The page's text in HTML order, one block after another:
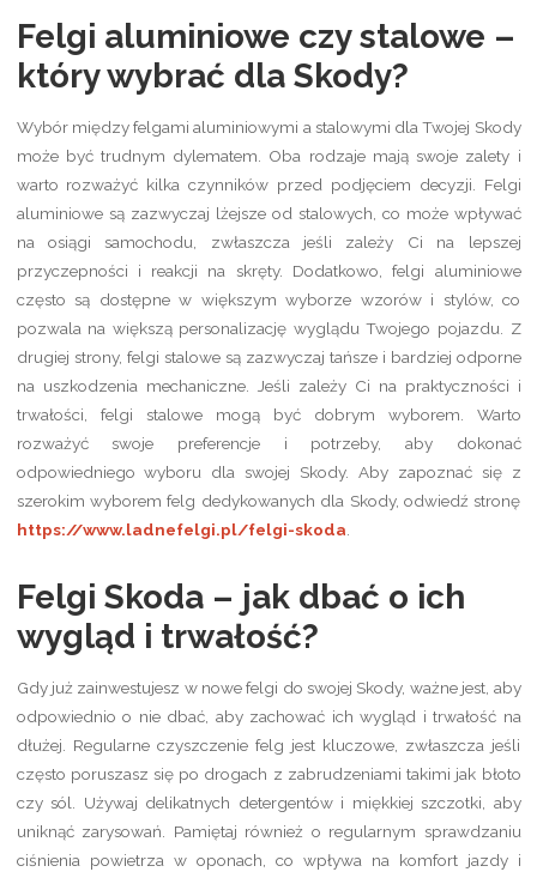
Felgi aluminiowe czy stalowe –
który wybrać dla Skody?
Wybór między felgami aluminiowymi a stalowymi dla Twojej Skody
może być trudnym dylematem. Oba rodzaje mają swoje zalety i
warto rozważyć kilka czynników przed podjęciem decyzji. Felgi
aluminiowe są zazwyczaj lżejsze od stalowych, co może wpływać
na osiągi samochodu, zwłaszcza jeśli zależy Ci na lepszej
przyczepności i reakcji na skręty. Dodatkowo, felgi aluminiowe
często są dostępne w większym wyborze wzorów i stylów, co
pozwala na większą personalizację wyglądu Twojego pojazdu. Z
drugiej strony, felgi stalowe są zazwyczaj tańsze i bardziej odporne
na uszkodzenia mechaniczne. Jeśli zależy Ci na praktyczności i
trwałości, felgi stalowe mogą być dobrym wyborem. Warto
rozważyć swoje preferencje i potrzeby, aby dokonać
odpowiedniego wyboru dla swojej Skody. Aby zapoznać się z
szerokim wyborem felg dedykowanych dla Skody, odwiedź stronę
https://www.ladnefelgi.pl/felgi-skoda.
Felgi Skoda – jak dbać o ich
wygląd i trwałość?
Gdy już zainwestujesz w nowe felgi do swojej Skody, ważne jest, aby
odpowiednio o nie dbać, aby zachować ich wygląd i trwałość na
dłużej. Regularne czyszczenie felg jest kluczowe, zwłaszcza jeśli
często poruszasz się po drogach z zabrudzeniami takimi jak błoto
czy sól. Używaj delikatnych detergentów i miękkiej szczotki, aby
uniknąć zarysowań. Pamiętaj również o regularnym sprawdzaniu
ciśnienia powietrza w oponach, co wpływa na komfort jazdy i